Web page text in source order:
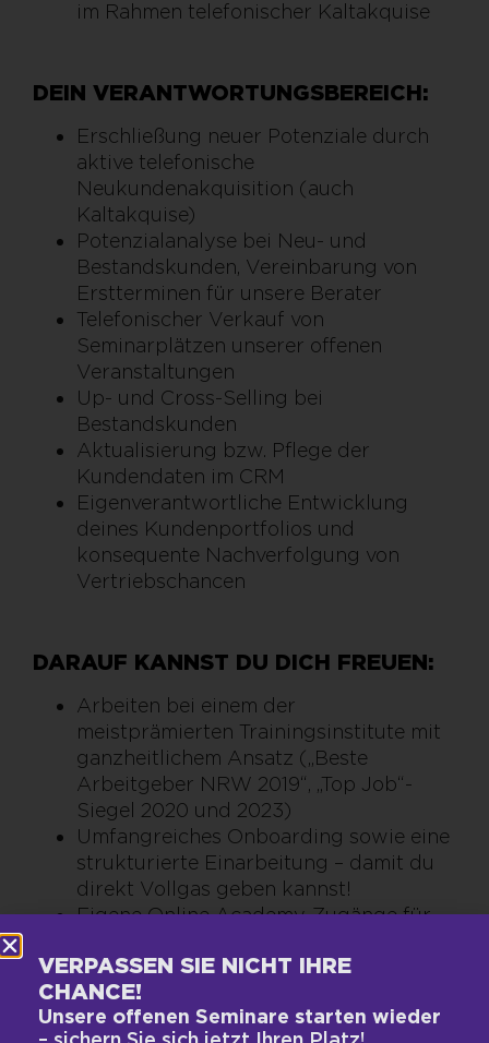
im Rahmen telefonischer Kaltakquise
DEIN VERANTWORTUNGSBEREICH:
Erschließung neuer Potenziale durch
aktive telefonische
Neukundenakquisition (auch
Kaltakquise)
Potenzialanalyse bei Neu- und
Bestandskunden, Vereinbarung von
Erstterminen für unsere Berater
Telefonischer Verkauf von
Seminarplätzen unserer offenen
Veranstaltungen
Up- und Cross-Selling bei
Bestandskunden
Aktualisierung bzw. Pflege der
Kundendaten im CRM
Eigenverantwortliche Entwicklung
deines Kundenportfolios und
konsequente Nachverfolgung von
Vertriebschancen
DARAUF KANNST DU DICH FREUEN:
Arbeiten bei einem der
meistprämierten Trainingsinstitute mit
ganzheitlichem Ansatz („Beste
Arbeitgeber NRW 2019“, „Top Job“-
Siegel 2020 und 2023)
Umfangreiches Onboarding sowie eine
strukturierte Einarbeitung – damit du
direkt Vollgas geben kannst!
Eigene Online Academy-Zugänge für
Frei am Geburtstag, Rosenmontag und
Weihnachten
Attraktives Vergütungsmodell (Fixum
VERPASSEN SIE NICHT IHRE
CHANCE!
Unsere offenen Seminare starten wieder